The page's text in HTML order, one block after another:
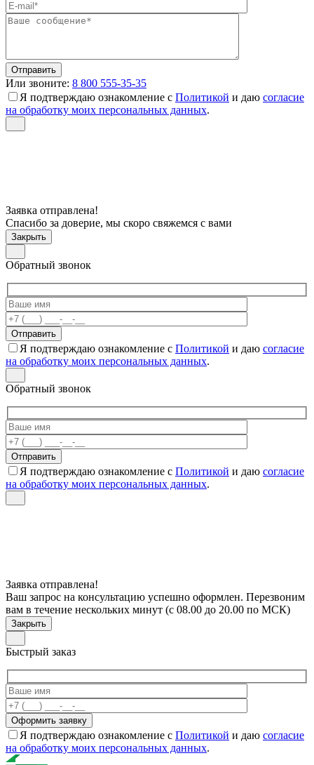
Или звоните: 8 800 555-35-35
Я подтверждаю ознакомление с Политикой и даю согласие
на обработку моих персональных данных.
Заявка отправлена!
Спасибо за доверие, мы скоро свяжемся с вами
Закрыть
Обратный звонок
Я подтверждаю ознакомление с Политикой и даю согласие
на обработку моих персональных данных.
Обратный звонок
Я подтверждаю ознакомление с Политикой и даю согласие
на обработку моих персональных данных.
Заявка отправлена!
Ваш запрос на консультацию успешно оформлен. Перезвоним
вам в течение нескольких минут (с 08.00 до 20.00 по МСК)
Закрыть
Быстрый заказ
Я подтверждаю ознакомление с Политикой и даю согласие
на обработку моих персональных данных.